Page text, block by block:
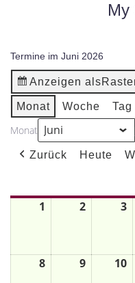
My
Termine im Juni 2026
Anzeigen als
Monat Woche Tag
Monat
Zurück Heute
1
2 3
8 9 10